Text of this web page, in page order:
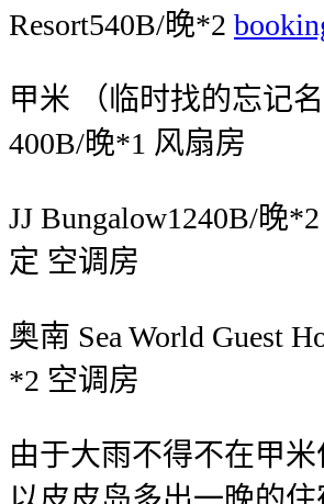
Resort540B/晚*2
甲米 （临时找的忘记名
400B/晚*1 风扇房
JJ Bungalow1240B/晚*2
定 空调房
奥南 Sea World Guest
*2 空调房
由于大雨不得不在甲